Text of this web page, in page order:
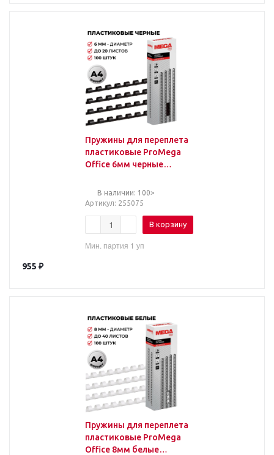
Пружины для переплета
пластиковые ProMega
Office 6мм черные
В наличии: 100>
Артикул: 255075
В корзину
Мин. партия 1 уп
955 ₽
Пружины для переплета
пластиковые ProMega
Office 8мм белые